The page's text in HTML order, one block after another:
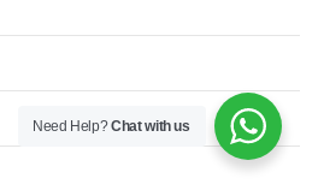
Need Help?Chat with us